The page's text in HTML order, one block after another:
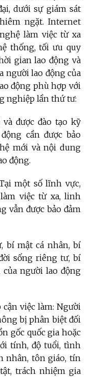
dưới sự giám sát
ngặt. Internet
làm việc từ xa
thống, tối ưu quy
gian lao động và
người lao động của
động phù hợp với
nghiệp lần thứ tư:
được đào tạo kỹ
cần được bảo
mới và nội dung
động.
một số lĩnh vực,
việc từ xa, linh
vẫn được bảo đảm
bí mật cá nhân, bí
sống riêng tư, bí
của người lao động
việc làm: Người
bị phân biệt đối
gốc quốc gia hoặc
tính, độ tuổi, tình
nhân, tôn giáo, tín
trách nhiệm gia